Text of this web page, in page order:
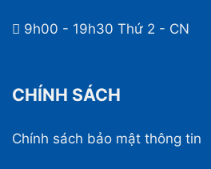
9h00 - 19h30 Thứ 2 - CN
CHÍNH SÁCH
Chính sách bảo mật thông tin